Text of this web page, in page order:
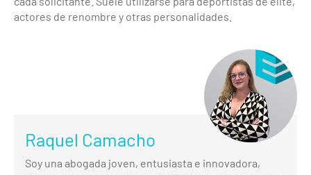
actores de renombre y otras personalidades.
Raquel Camacho
Soy una abogada joven, entusiasta e innovadora,